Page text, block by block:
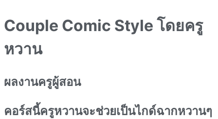
Couple Comic Style โดยครู
หวาน
ผลงานครูผู้สอน
คอร์สนี้ครูหวานจะช่วยเป็นไกด์ฉากหวานๆ